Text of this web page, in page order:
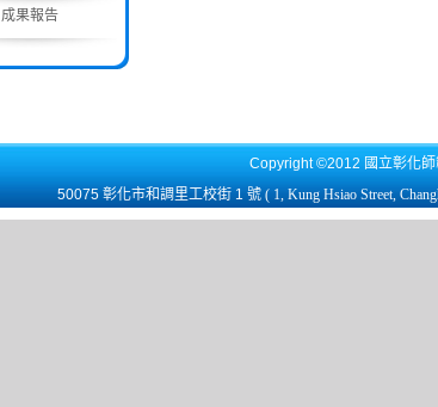
成果報告
Copyright ©2012 國立彰化
50075 彰化市和調里工校街 1 號 ( 1, Kung Hsiao Street,